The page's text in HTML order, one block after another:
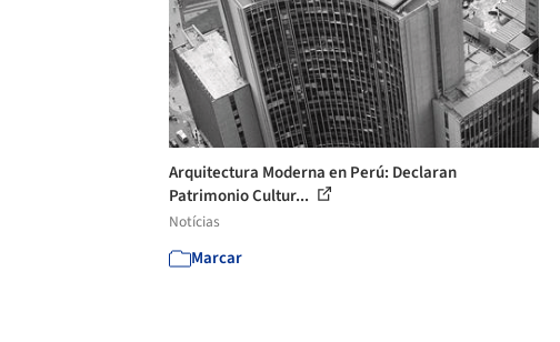
Arquitectura Moderna en Perú: Declaran
Patrimonio Cultur...
Notícias
Marcar